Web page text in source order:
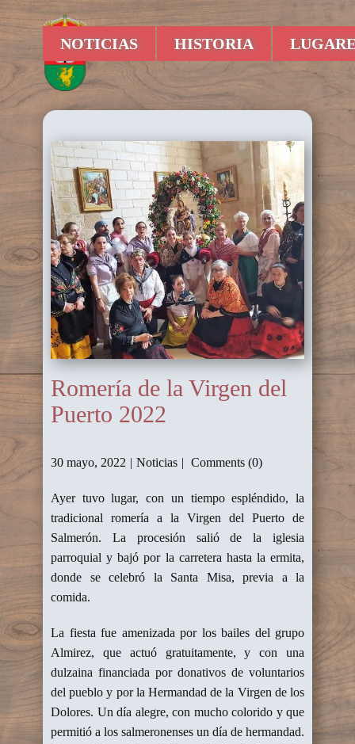
NOTICIAS HISTORIA
Romería de la Virgen del
Puerto 2022
30 mayo, 2022 Noticias Comments (0)
Ayer tuvo lugar, con un tiempo espléndido, la
tradicional romería a la Virgen del Puerto de
Salmerón. La procesión salió de la iglesia
parroquial y bajó por la carretera hasta la ermita,
donde se celebró la Santa Misa, previa a la
comida.
La fiesta fue amenizada por los bailes del grupo
Almirez, que actuó gratuitamente, y con una
dulzaina financiada por donativos de voluntarios
del pueblo y por la Hermandad de la Virgen de los
Dolores. Un día alegre, con mucho colorido y que
permitió a los salmeronenses un día de hermandad.